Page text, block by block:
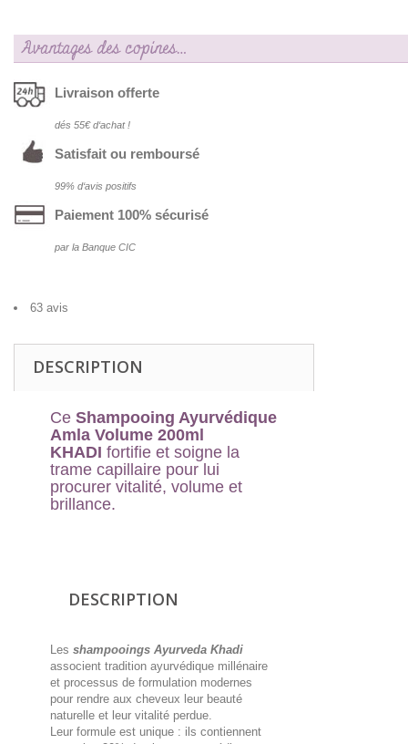
Avantages des copines…
Livraison offerte
dés 55€ d‘achat !
Satisfait ou remboursé
99% d‘avis positifs
Paiement 100% sécurisé
par la Banque CIC
63 avis
DESCRIPTION
Ce Shampooing Ayurvédique
Amla Volume 200ml
KHADI fortifie et soigne la
trame capillaire pour lui
procurer vitalité, volume et
brillance.
DESCRIPTION
Les shampooings Ayurveda Khadi
associent tradition ayurvédique millénaire
et processus de formulation modernes
pour rendre aux cheveux leur beauté
naturelle et leur vitalité perdue.
Leur formule est unique : ils contiennent